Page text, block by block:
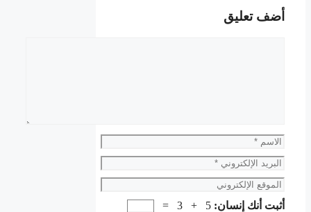
أضف تعليق
الاسم
البريد
الإلكتروني
الموقع
الإلكتروني
أثبت أنك إنسان: 5 + 3 =